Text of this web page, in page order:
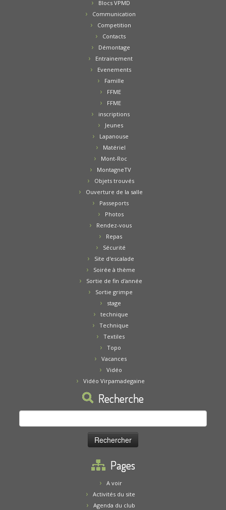
Blocs VPMD
Communication
Competition
Contacts
Démontage
Entrainement
Evenements
Famille
FFME
FFME
inscriptions
Jeunes
Lapanouse
Matériel
Mont-Roc
MontagneTV
Objets trouvés
Ouverture de la salle
Passeports
Photos
Rendez-vous
Repas
Sécurité
Site d'escalade
Soirée à thème
Sortie de fin d'année
Sortie grimpe
stage
technique
Technique
Textiles
Topo
Vacances
Vidéo
Vidéo Virpamadegaine
Recherche
Pages
A voir
Activités du site
Agenda du club